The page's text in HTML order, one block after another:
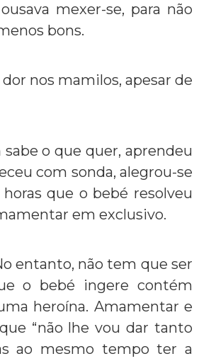
mexer-se, para não
bons.
nos mamilos, apesar de
o que quer, aprendeu
com sonda, alegrou-se
que o bebé resolveu
em exclusivo.
entanto, não tem que ser
o bebé ingere contém
heroína. Amamentar e
“não lhe vou dar tanto
ao mesmo tempo ter a